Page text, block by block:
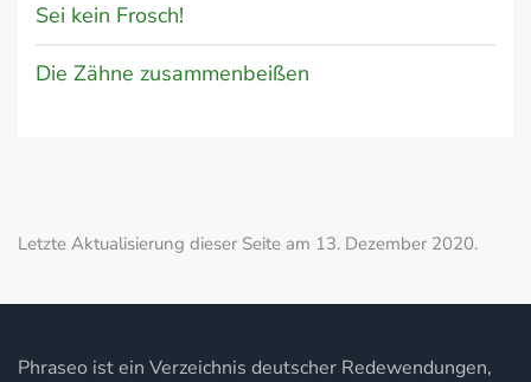
Sei kein Frosch!
Die Zähne zusammenbeißen
Letzte Aktualisierung dieser Seite am 13. Dezember 2020.
Phraseo ist ein Verzeichnis deutscher Redewendungen,